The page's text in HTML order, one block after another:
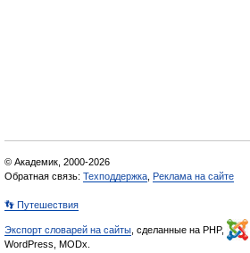
© Академик, 2000-2026
Обратная связь: Техподдержка Реклама на сайте
👣 Путешествия
Экспорт словарей на сайты , сделанные на PHP,
WordPress, MODx.